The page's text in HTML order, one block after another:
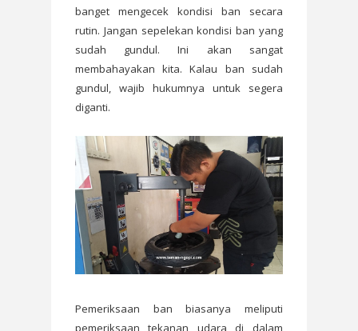
banget mengecek kondisi ban secara
rutin. Jangan sepelekan kondisi ban yang
sudah gundul. Ini akan sangat
membahayakan kita. Kalau ban sudah
gundul, wajib hukumnya untuk segera
diganti.
Pemeriksaan ban biasanya meliputi
pemeriksaan tekanan udara di dalam